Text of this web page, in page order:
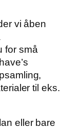
vi åben
for små
til eks.
eller bare